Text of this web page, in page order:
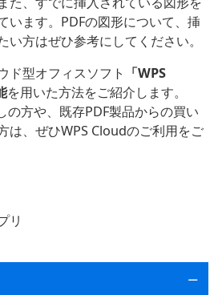
います。PDFの図形について、挿
い方はぜひ参考にしてください。
ド型オフィスソフト 「WPS
を用いた方法をご紹介します。
の方や、既存PDF製品からの買い
は、ぜひWPS Cloudのご利用をご
リ